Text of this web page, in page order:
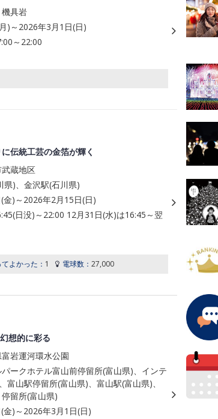
具岩
)～2026年3月1日(日)
～22:00
伝統工芸の金箔が輝く
蔵地区
県)、金沢駅(石川県)
金)～2026年2月15日(日)
日没)～22:00 12月31日(水)は16:45～翌
よかった： 1 電球数： 27,000
想的に彩る
岩運河環水公園
ークホテル富山前停留所(富山県)、インテ
富山駅停留所(富山県)、富山駅(富山県)、
留所(富山県)
金)～2026年3月1日(日)